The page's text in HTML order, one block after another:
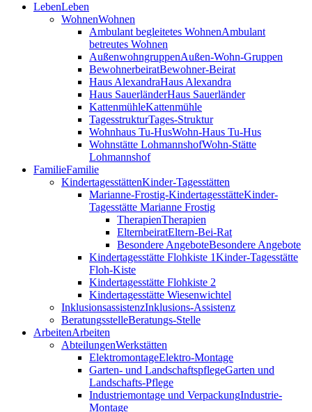
LebenLeben
WohnenWohnen
Ambulant begleitetes WohnenAmbulant
betreutes Wohnen
AußenwohngruppenAußen-Wohn-Gruppen
BewohnerbeiratBewohner-Beirat
Haus AlexandraHaus Alexandra
Haus SauerländerHaus Sauerländer
KattenmühleKattenmühle
TagesstrukturTages-Struktur
Wohnhaus Tu-HusWohn-Haus Tu-Hus
Wohnstätte LohmannshofWohn-Stätte
Lohmannshof
FamilieFamilie
Kinder­tages­stättenKinder-Tages­stätten
Marianne-Frostig-KindertagesstätteKinder-
Tagesstätte Marianne Frostig
TherapienTherapien
ElternbeiratEltern-Bei-Rat
Besondere AngeboteBesondere Angebote
Kindertagesstätte Flohkiste 1Kinder-Tagesstätte
Floh-Kiste
Kindertagesstätte Flohkiste 2
Kindertagesstätte Wiesenwichtel
InklusionsassistenzInklusions-Assistenz
BeratungsstelleBeratungs-Stelle
ArbeitenArbeiten
AbteilungenWerkstätten
ElektromontageElektro-Montage
Garten- und LandschaftspflegeGarten und
Landschafts-Pflege
Industriemontage und VerpackungIndustrie-
Montage